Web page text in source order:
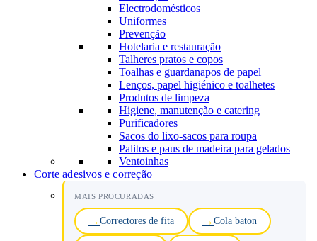
Electrodomésticos
Uniformes
Prevenção
Hotelaria e restauração
Talheres pratos e copos
Toalhas e guardanapos de papel
Lenços, papel higiénico e toalhetes
Produtos de limpeza
Higiene, manutenção e catering
Purificadores
Sacos do lixo-sacos para roupa
Palitos e paus de madeira para gelados
Ventoinhas
Corte adesivos e correção
MAIS PROCURADAS
Correctores de fita Cola baton